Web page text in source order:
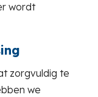
wordt
zorgvuldig te
we